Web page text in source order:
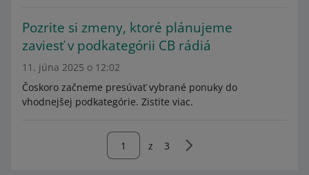
Pozrite si zmeny, ktoré plánujeme
zaviesť v podkategórii CB rádiá
11. júna 2025 o 12:02
Čoskoro začneme presúvať vybrané ponuky do
vhodnejšej podkategórie. Zistite viac.
z 3